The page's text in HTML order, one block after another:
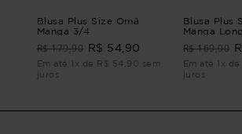
Blusa Plus Size Omã
Manga 3/4
R$ 179,90 R$ 54,90
Em até 1x de R$ 54,90 sem
juros
Blusa Plus
Manga
R$ 169,90
Em até 1x
juros